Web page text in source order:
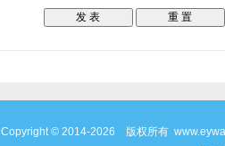
Copyright © 2014-2026 版权所有